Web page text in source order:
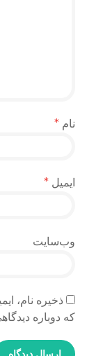
نام *
ایمیل *
وب‌سایت
ذخیره نام،
که دوباره